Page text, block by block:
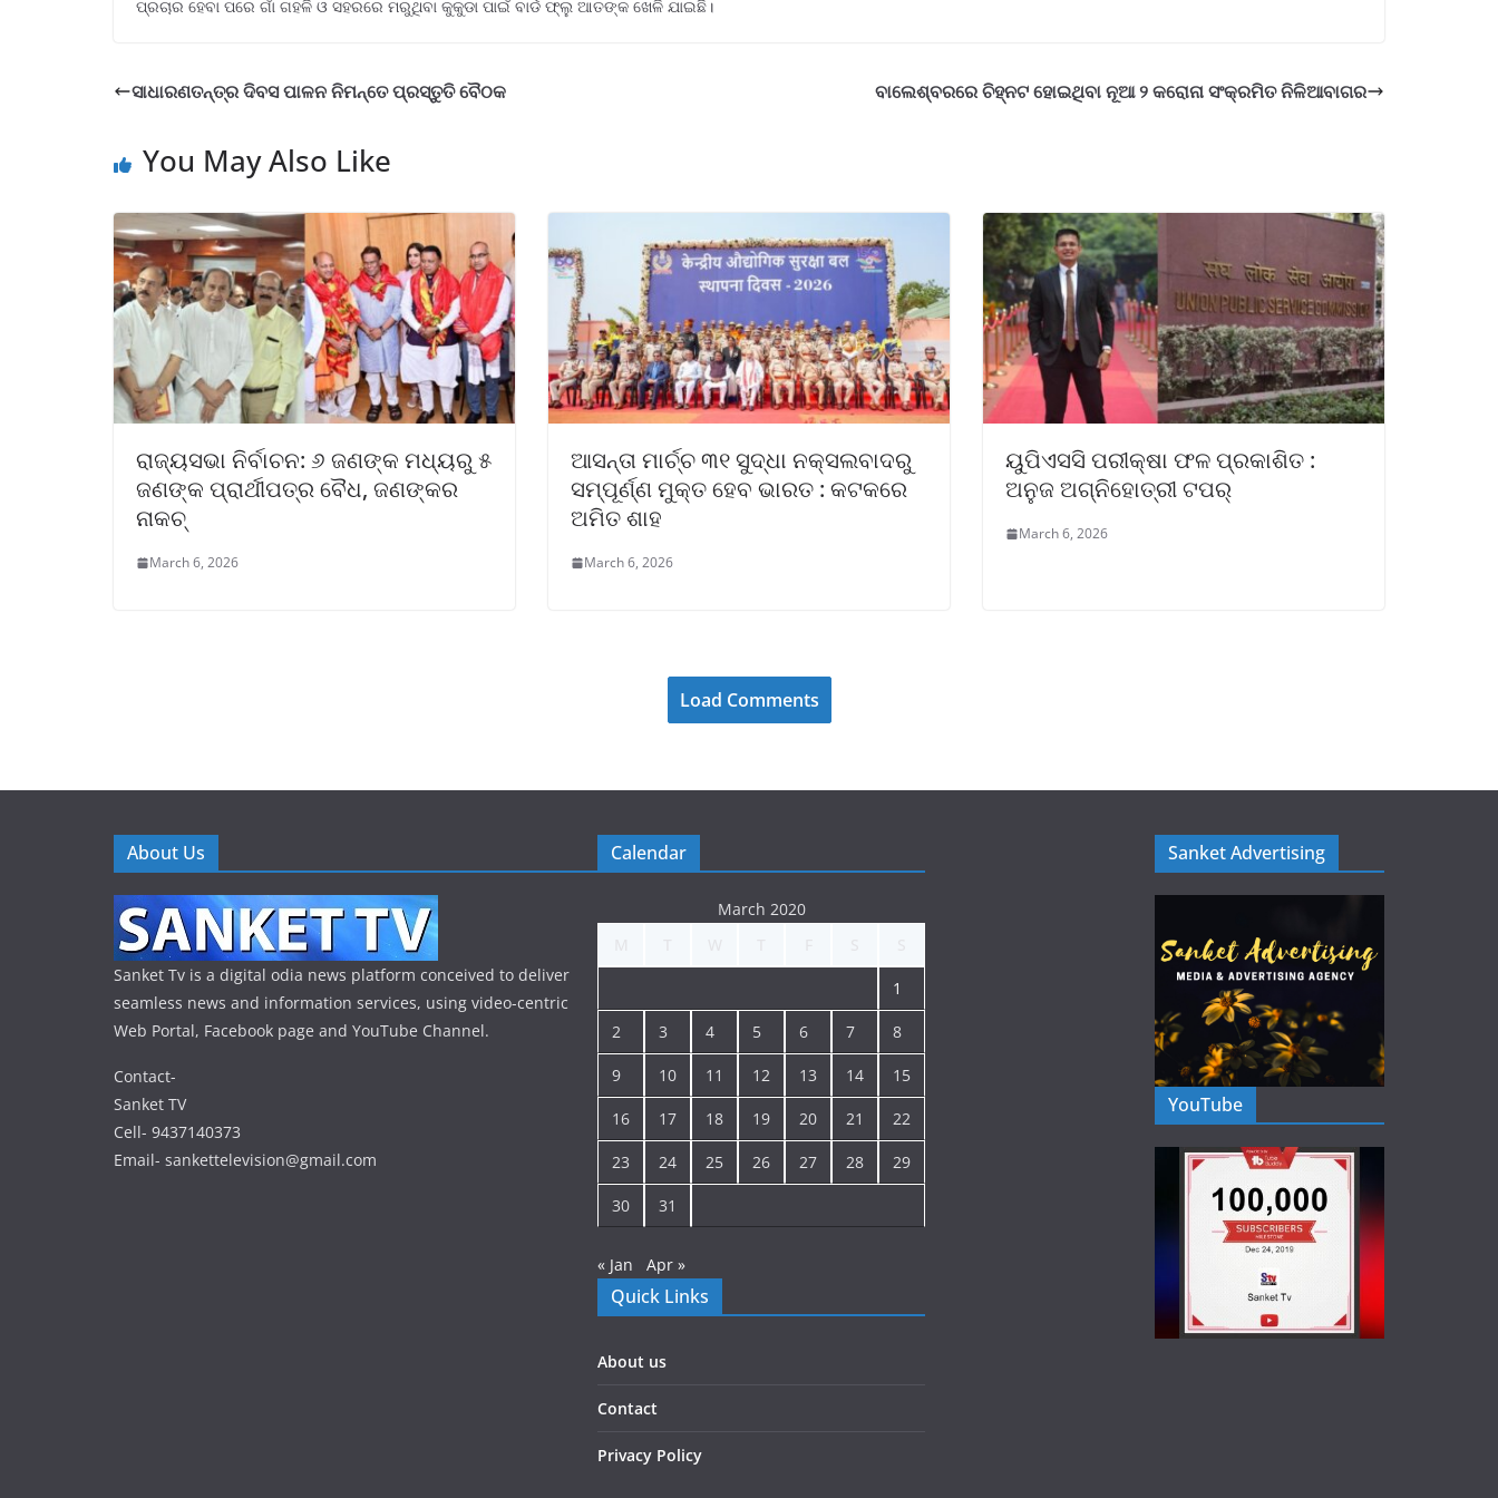
ପ୍ରଚାର ହେବା ପରେ ଗାଁ ଗହଳି ଓ ସହରରେ ମରୁଥିବା କୁକୁଡା ପାଇଁ ବାର୍ଡ ଫ୍ଲୁ ଆତଙ୍କ ଖେଳି ଯାଇଛି।
ସାଧାରଣତନ୍ତ୍ର ଦିବସ ପାଳନ ନିମନ୍ତେ ପ୍ରସ୍ତୁତି ବୈଠକ ବାଲେଶ୍ବରରେ ଚିହ୍ନଟ ହୋଇଥିବା ନୂଆ ୨ କରୋନା ସଂକ୍ରମିତ ନିଳିଆବାଗର
You May Also Like
ରାଜ୍ୟସଭା ନିର୍ବାଚନ: ୬ ଜଣଙ୍କ ମଧ୍ୟରୁ ୫
ଜଣଙ୍କ ପ୍ରାର୍ଥୀପତ୍ର ବୈଧ, ଜଣଙ୍କର
ନାକଚ୍
March 6, 2026
ଆସନ୍ତା ମାର୍ଚ୍ଚ ୩୧ ସୁଦ୍ଧା ନକ୍ସଲବାଦରୁ
ସମ୍ପୂର୍ଣ୍ଣ ମୁକ୍ତ ହେବ ଭାରତ : କଟକରେ
ଅମିତ ଶାହ
March 6, 2026
ୟୁପିଏସସି ପରୀକ୍ଷା ଫଳ ପ୍ରକାଶିତ :
ଅନୁଜ ଅଗ୍ନିହୋତ୍ରୀ ଟପର୍
March 6, 2026
Load Comments
About Us
Sanket Tv is a digital odia news platform conceived to deliver
seamless news and information services, using video-centric
Web Portal, Facebook page and YouTube Channel.
Contact-
Sanket TV
Cell- 9437140373
Email- sankettelevision@gmail.com
Calendar
March 2020
1
2 3 4 5 6 7 8
9 10 11 12 13 14 15
16 17 18 19 20 21 22
23 24 25 26 27 28 29
30 31
« Jan Apr »
Quick Links
About us
Contact
Privacy Policy
Sanket Advertising
YouTube